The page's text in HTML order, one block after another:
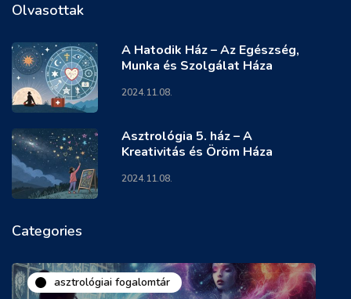
Olvasottak
A Hatodik Ház – Az Egészség,
Munka és Szolgálat Háza
2024.11.08.
Asztrológia 5. ház – A
Kreativitás és Öröm Háza
2024.11.08.
Categories
asztrológiai fogalomtár